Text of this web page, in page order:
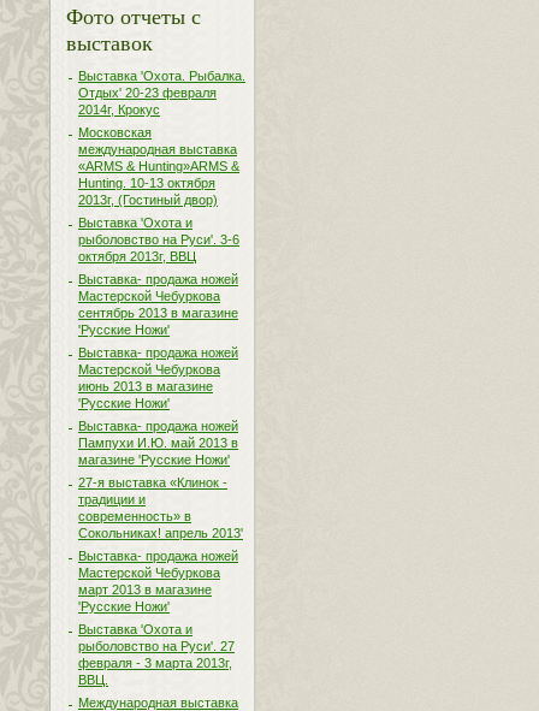
Фото отчеты с
выставок
Выставка 'Охота. Рыбалка.
Отдых' 20-23 февраля
2014г, Крокус
Московская
международная выставка
«ARMS & Hunting»ARMS &
Hunting. 10-13 октября
2013г, (Гостиный двор)
Выставка 'Охота и
рыболовство на Руси'. 3-6
октября 2013г, ВВЦ
Выставка- продажа ножей
Мастерской Чебуркова
сентябрь 2013 в магазине
'Русские Ножи'
Выставка- продажа ножей
Мастерской Чебуркова
июнь 2013 в магазине
'Русские Ножи'
Выставка- продажа ножей
Пампухи И.Ю. май 2013 в
магазине 'Русские Ножи'
27-я выставка «Клинок -
традиции и
современность» в
Сокольниках! апрель 2013'
Выставка- продажа ножей
Мастерской Чебуркова
март 2013 в магазине
'Русские Ножи'
Выставка 'Охота и
рыболовство на Руси'. 27
февраля - 3 марта 2013г,
ВВЦ.
Международная выставка